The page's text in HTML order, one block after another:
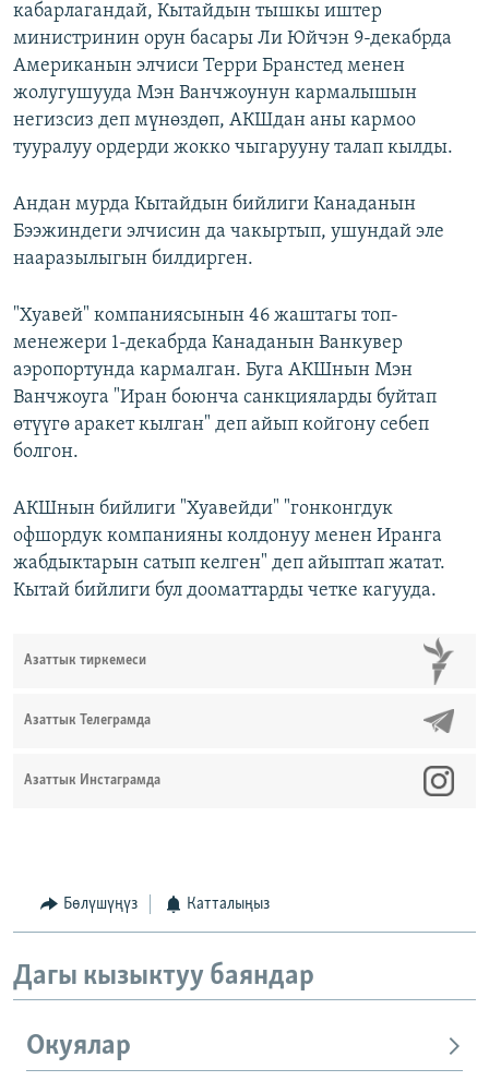
кабарлагандай, Кытайдын тышкы иштер
министринин орун басары Ли Юйчэн 9-декабрда
Американын элчиси Терри Бранстед менен
жолугушууда Мэн Ванчжоунун кармалышын
негизсиз деп мүнөздөп, АКШдан аны кармоо
тууралуу ордерди жокко чыгарууну талап кылды.
Андан мурда Кытайдын бийлиги Канаданын
Бээжиндеги элчисин да чакыртып, ушундай эле
нааразылыгын билдирген.
"Хуавей" компаниясынын 46 жаштагы топ-
менежери 1-декабрда Канаданын Ванкувер
аэропортунда кармалган. Буга АКШнын Мэн
Ванчжоуга "Иран боюнча санкцияларды буйтап
өтүүгө аракет кылган" деп айып койгону себеп
болгон.
АКШнын бийлиги "Хуавейди" "гонконгдук
офшордук компанияны колдонуу менен Иранга
жабдыктарын сатып келген" деп айыптап жатат.
Кытай бийлиги бул дооматтарды четке кагууда.
Азаттык тиркемеси
Азаттык Телеграмда
Азаттык Инстаграмда
Бөлүшүңүз Катталыңыз
Дагы кызыктуу баяндар
Окуялар